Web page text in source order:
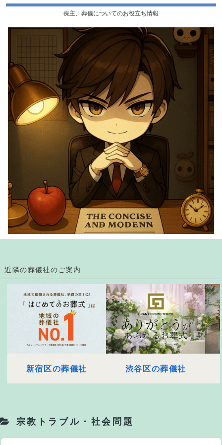
喪主、葬儀についてのお役立ち情報
近隣の葬儀社のご案内
新宿区の葬儀社 渋谷区の葬儀社
宗教トラブル・社会問題